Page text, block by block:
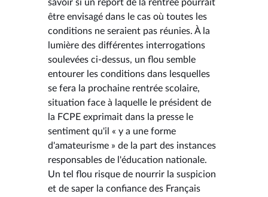
savoir si un report de la rentrée pourrait
être envisagé dans le cas où toutes les
conditions ne seraient pas réunies. À la
lumière des différentes interrogations
soulevées ci-dessus, un flou semble
entourer les conditions dans lesquelles
se fera la prochaine rentrée scolaire,
situation face à laquelle le président de
la FCPE exprimait dans la presse le
sentiment qu'il « y a une forme
d'amateurisme » de la part des instances
responsables de l'éducation nationale.
Un tel flou risque de nourrir la suspicion
et de saper la confiance des Français